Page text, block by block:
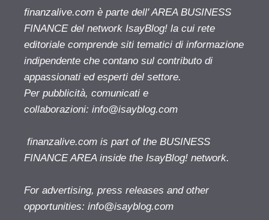
finanzalive.com è parte dell' AREA BUSINESS
FINANCE del network IsayBlog! la cui rete
editoriale comprende siti tematici di informazione
indipendente che contano sul contributo di
appassionati ed esperti del settore.
Per pubblicità, comunicati e
collaborazioni: info@isayblog.com
finanzalive.com is part of the BUSINESS
FINANCE AREA inside the IsayBlog! network.
For advertising, press releases and other
opportunities: info@isayblog.com